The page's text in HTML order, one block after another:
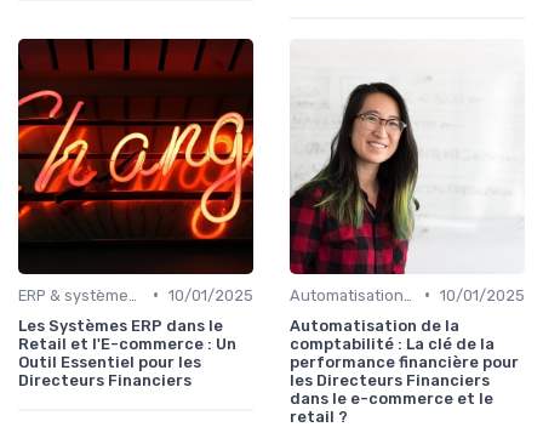
• 10/01/2025
Les Systèmes ERP dans le
Retail et l'E-commerce : Un
Outil Essentiel pour les
Directeurs Financiers
• 10/01/2025
Automatisation de la
comptabilité : La clé de la
performance financière pour
les Directeurs Financiers
dans le e-commerce et le
retail ?